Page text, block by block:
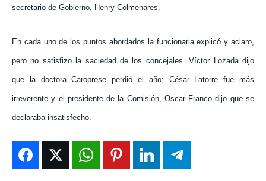
secretario de Gobierno, Henry Colmenares.
En cada uno de los puntos abordados la funcionaria explicó y aclaro,
pero no satisfizo la saciedad de los concejales. Víctor Lozada dijo
que la doctora Caroprese perdió el año; César Latorre fue más
irreverente y el presidente de la Comisión, Oscar Franco dijo que se
declaraba insatisfecho.